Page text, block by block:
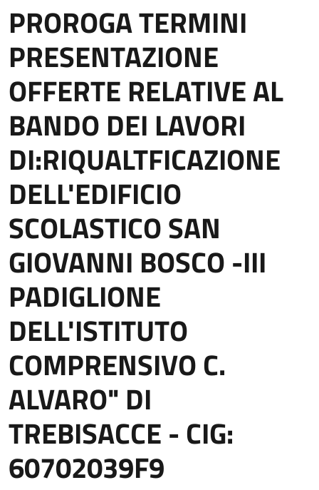
PROROGA TERMINI
PRESENTAZIONE
OFFERTE RELATIVE AL
BANDO DEI LAVORI
DI:RIQUALTFICAZIONE
DELL'EDIFICIO
SCOLASTICO SAN
GIOVANNI BOSCO -III
PADIGLIONE
DELL'ISTITUTO
COMPRENSIVO C.
ALVARO" DI
TREBISACCE - CIG:
60702039F9